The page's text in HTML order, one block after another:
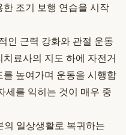
조기 보행 연습을 시작
인 근력 강화와 관절 운동
료사의 지도 하에 자전거
높여가며 운동을 시행합
세를 익히는 것이 매우 중
의 일상생활로 복귀하는